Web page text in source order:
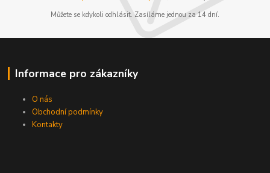
Můžete se kdykoli odhlásit. Zasíláme jednou za 14 dní.
Informace pro zákazníky
O nás
Obchodní podmínky
Kontakty